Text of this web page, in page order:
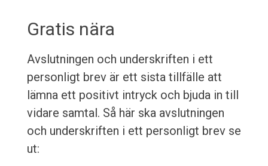
Gratis nära
Avslutningen och underskriften i ett
personligt brev är ett sista tillfälle att
lämna ett positivt intryck och bjuda in till
vidare samtal. Så här ska avslutningen
och underskriften i ett personligt brev se
ut: